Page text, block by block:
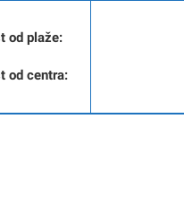
od plaže:
od centra: